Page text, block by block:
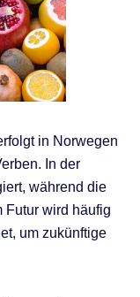
in Norwegen
In der
während die
Futur wird häufig
um zukünftige